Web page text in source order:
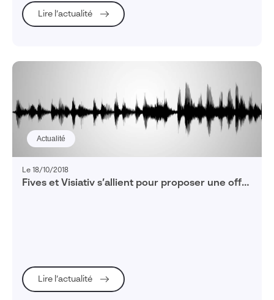
Lire l’actualité
Actualité
Le 18/10/2018
Fives et Visiativ s’allient pour proposer une offre
Lire l’actualité